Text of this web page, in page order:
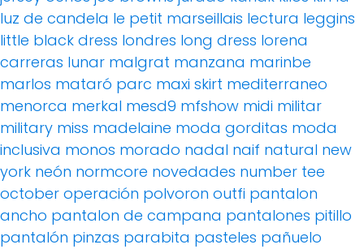
luz de candela le petit marseillais lectura leggins
little black dress londres long dress lorena
carreras lunar malgrat manzana marinbe
marlos mataró parc maxi skirt mediterraneo
menorca merkal mesd9 mfshow midi militar
military miss madelaine moda gorditas moda
inclusiva monos morado nadal naif natural new
york neón normcore novedades number tee
october operación polvoron outfi pantalon
ancho pantalon de campana pantalones pitillo
pantalón pinzas parabita pasteles pañuelo